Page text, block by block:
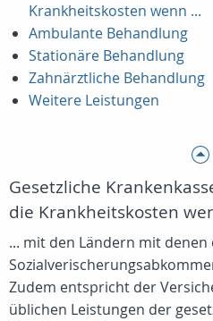
Krankheitskosten wenn ...
Ambulante Behandlung
Stationäre Behandlung
Zahnärztliche Behandlung
Weitere Leistungen
Gesetzliche
die Krankheitskosten
... mit den Ländern mit denen
Zudem entspricht der
üblichen Leistungen der